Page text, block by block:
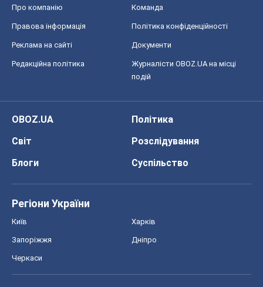
Про компанію Команда
Правова інформація Політика конфіденційності
Реклама на сайті Документи
Редакційна політика
Журналісти OBOZ.UA на місці
подій
OBOZ.UA
Політика
Світ
Розслідування
Блоги
Суспільство
Регіони України
Київ Харків
Запоріжжя Дніпро
Черкаси